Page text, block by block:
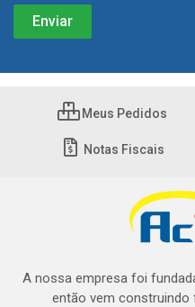
Meus Pedidos
Notas Fiscais
A nossa empresa foi
então vem